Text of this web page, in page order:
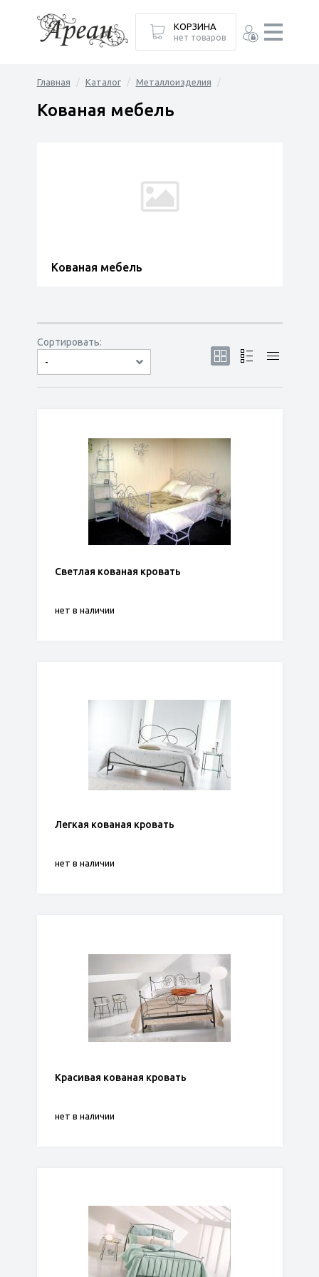
Главная Каталог Металлоизделия
Кованая мебель
Кованая мебель
Сортировать:
-
по популярности
сначала дешёвые
сначала дорогие
Светлая кованая кровать
нет в наличии
Легкая кованая кровать
нет в наличии
Красивая кованая кровать
нет в наличии
КОРЗИНА
нет товаров